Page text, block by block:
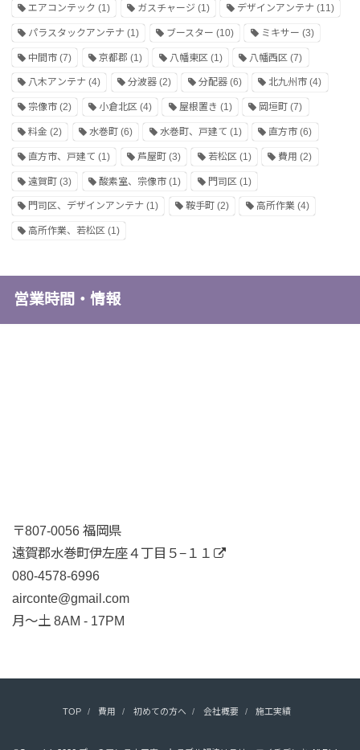
エアコンテック (1) ガスチャージ (1) デザインアンテナ(11)
パラスタックアンテナ (1) ブースター (10) ミキサー (3)
中間市 (7) 京都郡 (1) 八幡東区 (1) 八幡西区 (7)
八木アンテナ (4) 分波器(2) 分配器(6) 北九州市 (4)
宗像市 (2) 小倉北区(4) 屋根置き (1) 岡垣町 (7)
料金 (2) 水巻町(6) 水巻町、戸建て (1) 直方市 (6)
直方市、戸建て (1) 芦屋町(3) 若松区 (1) 費用 (2)
遠賀町 (3) 酸素室、宗像市(1) 門司区 (1)
門司区、デザインアンテナ (1) 鞍手町(2) 高所作業(4)
高所作業、若松区 (1)
営業時間・情報
〒807-0056 福岡県
遠賀郡水巻町伊左座４丁目５−１１
080-4578-6996
airconte@gmail.com
月〜土 8AM - 17PM
TOP 費用 初めての方へ 会社概要 施工実績